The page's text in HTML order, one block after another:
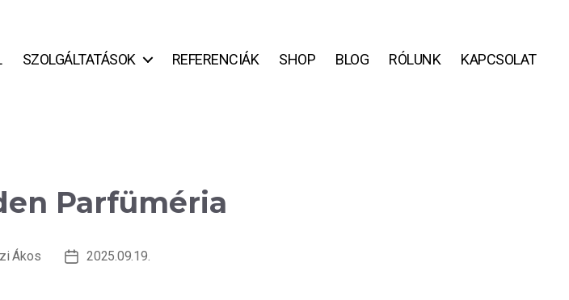
SZOLGÁLTATÁSOK REFERENCIÁK SHOP BLOG RÓLUNK KAPCSOLAT
Parfüméria
Ákos
Bejegyzés
2025.09.19.